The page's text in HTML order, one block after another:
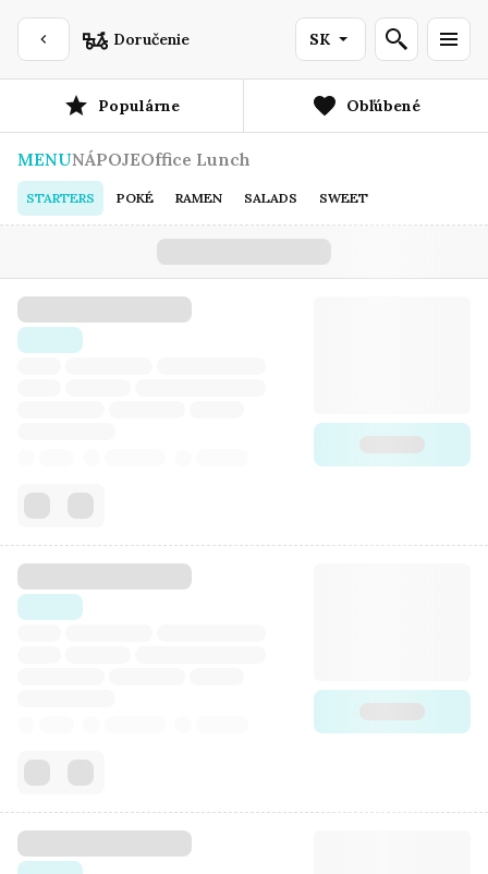
Doručenie SK
Populárne Obľúbené
MENUNÁPOJEOffice Lunch
STARTERS POKÉ RAMEN SALADS SWEET